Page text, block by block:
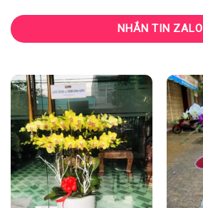
NHẮN TIN ZALO